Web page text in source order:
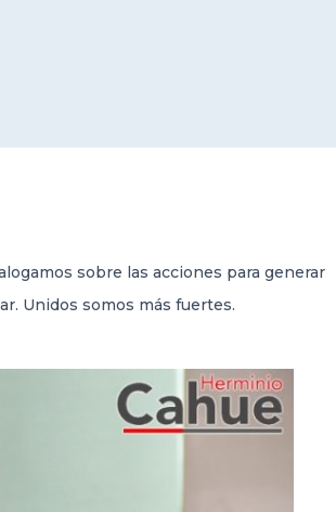
sobre las acciones para generar
Unidos somos más fuertes.